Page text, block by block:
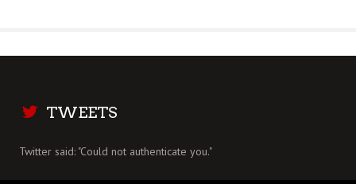
TWEETS
Twitter said: "Could not authenticate you."